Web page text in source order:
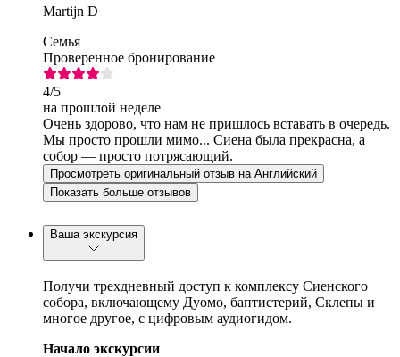
Martijn D
Семья
Проверенное бронирование
4/5
на прошлой неделе
Очень здорово, что нам не пришлось вставать в очередь.
Мы просто прошли мимо... Сиена была прекрасна, а
собор — просто потрясающий.
Просмотреть оригинальный отзыв на Английский
Показать больше отзывов
Ваша экскурсия
Получи трехдневный доступ к комплексу Сиенского
собора, включающему Дуомо, баптистерий, Склепы и
многое другое, с цифровым аудиогидом.
Начало экскурсии